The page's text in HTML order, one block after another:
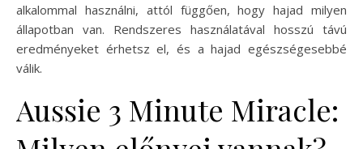
alkalommal használni, attól függően, hogy hajad milyen
állapotban van. Rendszeres használatával hosszú távú
eredményeket érhetsz el, és a hajad egészségesebbé
válik.
Aussie 3 Minute Miracle: